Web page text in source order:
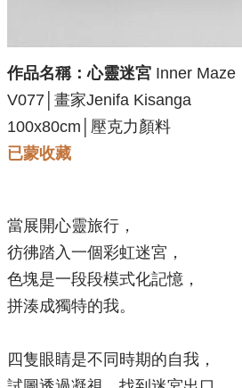
作品名稱：心靈迷宮 Inner Maze
V077 畫家Jenifa Kisanga
100x80cm│壓克力顏料
已蒙收藏
當展開心靈旅行，
彷彿踏入一個彩虹迷宮，
色塊是一段段模式化記憶，
拼湊成獨特的我。
四隻眼睛是不同時期的自我，